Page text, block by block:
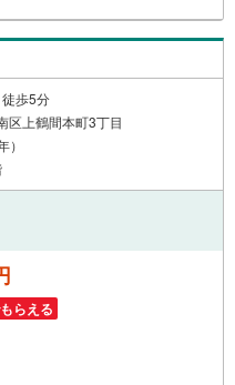
歩5分
区上鶴間本町3丁目
らえる